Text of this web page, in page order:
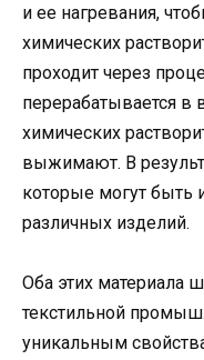
и ее нагревания,
химических
проходит через
перерабатывается в
химических
выжимают. В
которые могут быть
различных изделий.
Оба этих материала
текстильной
уникальным